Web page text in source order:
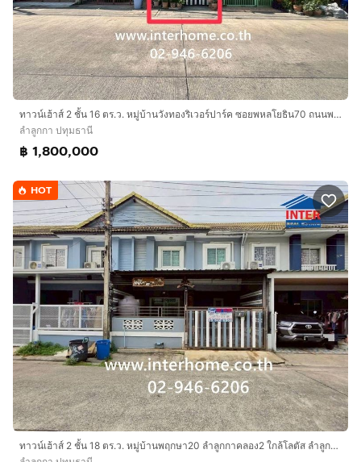
ทำเลดีสถานที่ใกล้เคียง:
ใกล้ เซียร์ รังสิต,ฟิวเจอร์พาร์ค รังสิต,ตลาดสี่มุมเมือง,สนาม
กีฬาธูปะเตมีย์,โรงเรียนสวนอักษร,สนามบินดอนเมือง,โรง
พยาบาลแพทย์รังสิต
การเดินทางสะดวก
ถนนพหลโยธิน ถนนซอยหมู่บ้านวังทองริเวอร์ปาร์ค ถนน
บริษัท อินเตอร์โฮม เรียลตี้ เอสเตท จำกัด
Interhome Realty Estate
www.interhome.co.th
โทร.กดเพื่อดูเบอร์โทร xxxxxx206
https://www.interhome.co.th/propertydetail.php?
propcode=64431
ทาวน์เฮ้าส์ 2 ชั้น 16 ตร.ว. หมู่บ้านวังทองริเวอร์ปาร์ค ซอยพหลโยธิน70 ถนนพหลโยธิน ถนนซอยหมู่บ้านวังทองริเวอร์ปาร์ค ลำลูกกา ปทุมธานี
ลำลูกกา ปทุมธานี
฿ 1,800,000
HOT
ทาวน์เฮ้าส์ 2 ชั้น 18 ตร.ว. หมู่บ้านพฤกษา20 ลำลูกกาคลอง2 ใกล้โลตัส ลำลูกกาคลอง2 ซอยเสมาฟ้าครามลำลูกกาคลอง2 ถนนลำลูกกา ลำลูกกา ปทุมธานี